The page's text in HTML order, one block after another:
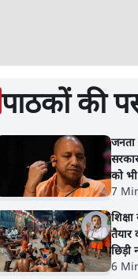
पाठकों की
जनता
को
7
शिक्षा
तैयार
छिड़ी
6